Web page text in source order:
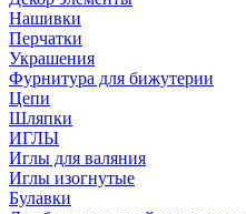
Нашивки
Перчатки
Украшения
Фурнитура для бижутерии
Цепи
Шляпки
ИГЛЫ
Иглы для валяния
Иглы изогнутые
Булавки